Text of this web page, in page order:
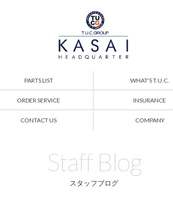
PARTS LIST WHAT'S T.U.C.
ORDER SERVICE INSURANCE
CONTACT US COMPANY
Staff Blog
スタッフブログ